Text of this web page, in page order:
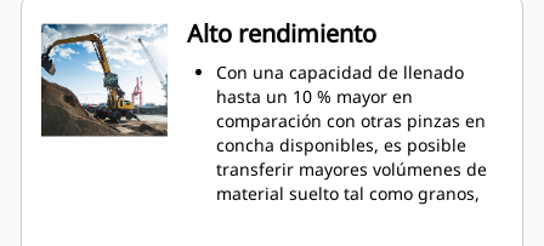
Alto rendimiento
Con una capacidad de llenado
hasta un 10 % mayor en
comparación con otras pinzas en
concha disponibles, es posible
transferir mayores volúmenes de
material suelto tal como granos,